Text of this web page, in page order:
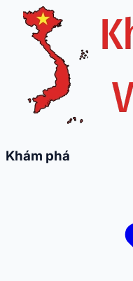
Khám phá